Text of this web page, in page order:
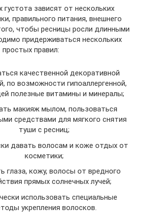
густота зависят от нескольких
правильного питания, внешнего
чтобы ресницы росли длинными
придерживаться нескольких
простых правил:
качественной декоративной
по возможности гипоаллергенной,
полезные витамины и минералы;
макияж мылом, пользоваться
средствами для мягкого снятия
туши с ресниц;
давать волосам и коже отдых от
косметики;
глаза, кожу, волосы от вредного
прямых солнечных лучей;
использовать специальные
укрепления волосков.